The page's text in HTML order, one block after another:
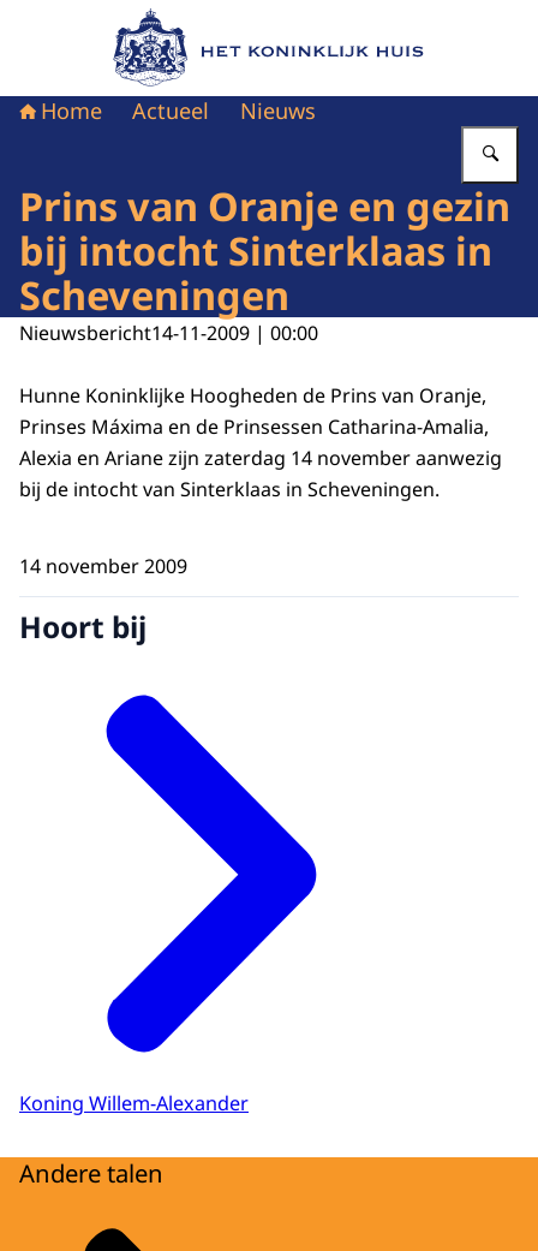
Naar de homepage van Het Koninklijk Huis
Home Actueel Nieuws
Prins van Oranje en gezin
bij intocht Sinterklaas in
Scheveningen
Nieuwsbericht14-11-2009 | 00:00
Hunne Koninklijke Hoogheden de Prins van Oranje,
Prinses Máxima en de Prinsessen Catharina-Amalia,
Alexia en Ariane zijn zaterdag 14 november aanwezig
bij de intocht van Sinterklaas in Scheveningen.
14 november 2009
Hoort bij
Koning Willem-Alexander
Andere talen